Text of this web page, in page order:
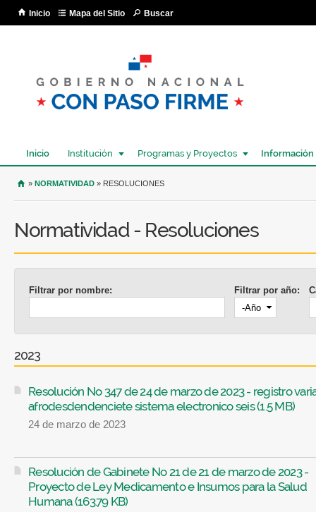
Inicio Mapa del Sitio Buscar
Inicio Institución Programas y Proyectos Información
USTED SE ENCUENTRA AQUÍ
» NORMATIVIDAD » RESOLUCIONES
Normatividad - Resoluciones
Filtrar por nombre:
Filtrar por año:
Año
2023
Resolución No 347 de 24 de marzo de 2023 - registro
afrodesdendenciete sistema electronico seis (1.5 MB)
24 de marzo de 2023
Resolución de Gabinete No 21 de 21 de marzo de 2023 -
Proyecto de Ley Medicamento e Insumos para la Salud
Humana (163.79 KB)